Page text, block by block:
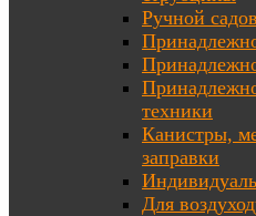
Ручной
техники
Канистры,
заправки
Для